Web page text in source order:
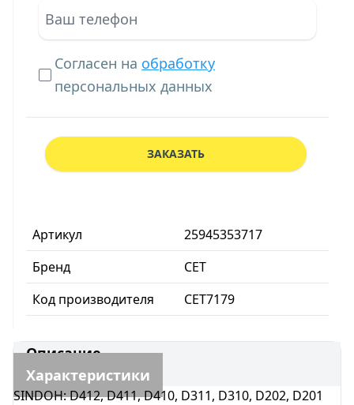
Артикул
25945353717
Бренд
CET
Код производителя
CET7179
Согласен на обработку
персональных данных
ЗАКАЗАТЬ
Описание
Характеристики
SINDOH: D412, D411, D410, D311, D310, D202, D201